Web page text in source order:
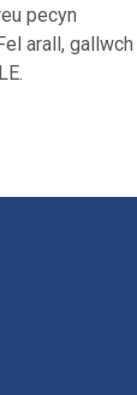
pecyn
arall, gallwch